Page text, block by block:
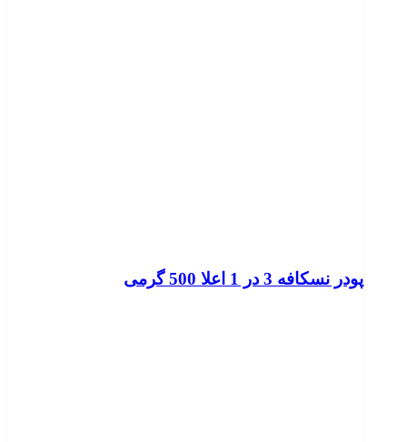
پودر نسکافه 3 در 1 اعلا 500 گرمی